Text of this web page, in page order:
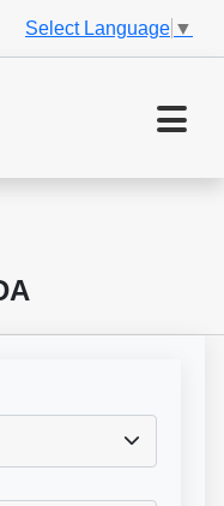
Select Language ▼